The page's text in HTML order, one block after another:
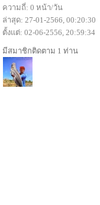
ความถี่: 0 หน้า/วัน
ล่าสุด: 27-01-2566, 00:20:30
ตั้งแต่: 02-06-2556, 20:59:34
มีสมาชิกติดตาม 1 ท่าน